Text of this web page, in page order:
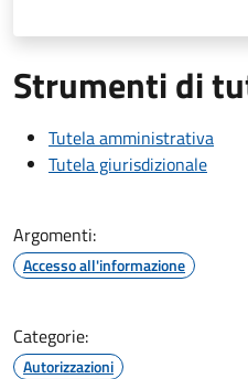
Strumenti di
Tutela amministrativa
Tutela giurisdizionale
Argomenti:
Accesso all'informazione
Categorie:
Autorizzazioni